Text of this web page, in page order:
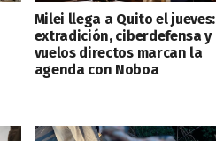
Milei llega a Quito el jueves:
extradición, ciberdefensa y
vuelos directos marcan la
agenda con Noboa